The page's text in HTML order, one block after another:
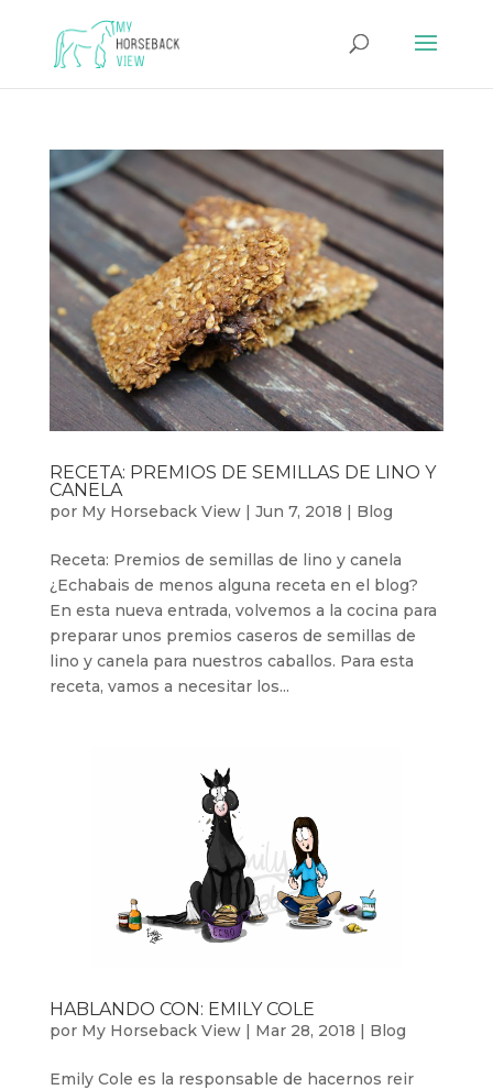
RECETA: PREMIOS DE SEMILLAS DE LINO Y
CANELA
por My Horseback View| Jun 7, 2018 | Blog
Receta: Premios de semillas de lino y canela
¿Echabais de menos alguna receta en el blog?
En esta nueva entrada, volvemos a la cocina para
preparar unos premios caseros de semillas de
lino y canela para nuestros caballos. Para esta
receta, vamos a necesitar los...
HABLANDO CON: EMILY COLE
por My Horseback View| Mar 28, 2018 | Blog
Emily Cole es la responsable de hacernos reir